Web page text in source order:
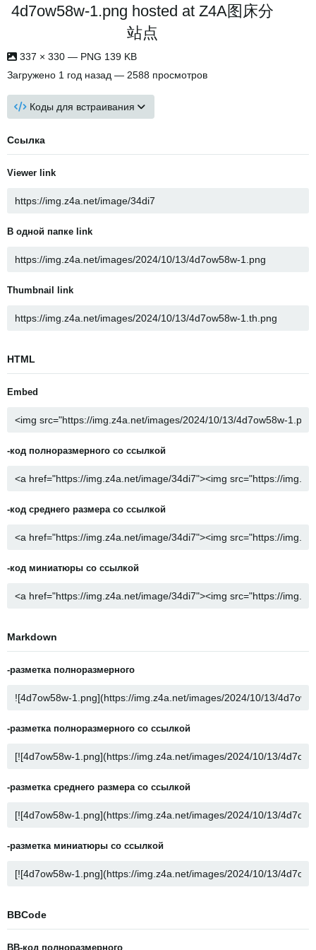
4d7ow58w-1.png hosted at Z4A图床分
站点
337 × 330 — PNG 139 KB
Загружено 1 год назад — 2588 просмотров
Коды для встраивания
Ссылка
Viewer link
В одной папке link
Thumbnail link
HTML
Embed
-код полноразмерного со ссылкой
-код среднего размера со ссылкой
-код миниатюры со ссылкой
Markdown
-разметка полноразмерного
-разметка полноразмерного со ссылкой
-разметка среднего размера со ссылкой
-разметка миниатюры со ссылкой
BBCode
BB-код полноразмерного